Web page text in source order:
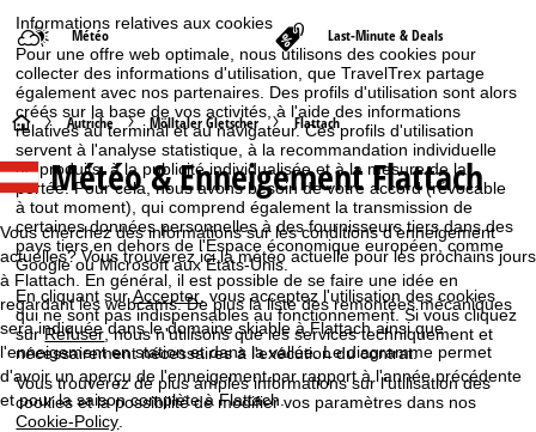
Informations relatives aux cookies
Pour une offre web optimale, nous utilisons des cookies pour
collecter des informations d'utilisation, que TravelTrex partage
également avec nos partenaires. Des profils d'utilisation sont alors
créés sur la base de vos activités, à l'aide des informations
relatives au terminal et au navigateur. Ces profils d'utilisation
servent à l'analyse statistique, à la recommandation individuelle
de produits, à la publicité individualisée et à la mesure de la
portée. Pour cela, nous avons besoin de votre accord (révocable
à tout moment), qui comprend également la transmission de
certaines données personnelles à des fournisseurs tiers dans des
pays tiers en dehors de l'Espace économique européen, comme
Google ou Microsoft aux États-Unis.
En cliquant surAccepter, vous acceptez l'utilisation des cookies
qui ne sont pas indispensables au fonctionnement. Si vous cliquez
surRefuser, nous n'utilisons que les services techniquement et
nécessairement nécessaires à l'exécution du contrat.
Vous trouverez de plus amples informations sur l'utilisation des
cookies et la possibilité de modifier vos paramètres dans nos
Cookie-Policy
Météo Last-Minute & Deals
P
a
g
e
d
a
Autriche Mölltaler Gletscher Flattach
Météo & Enneigement Flattach
Vous cherchez des informations sur les conditions d'enneigement
actuelles? Vous trouverez ici la météo actuelle pour les prochains jours
à Flattach. En général, il est possible de se faire une idée en
regardant les webcams. De plus la liste des remontées mécaniques
sera indiquée dans le domaine skiable à Flattach ainsi que
l'enneigement en station et dans la vallée. Le diagramme permet
d'avoir un aperçu de l'enneigement par rapport à l'année précédente
et pour la saison complète à Flattach.